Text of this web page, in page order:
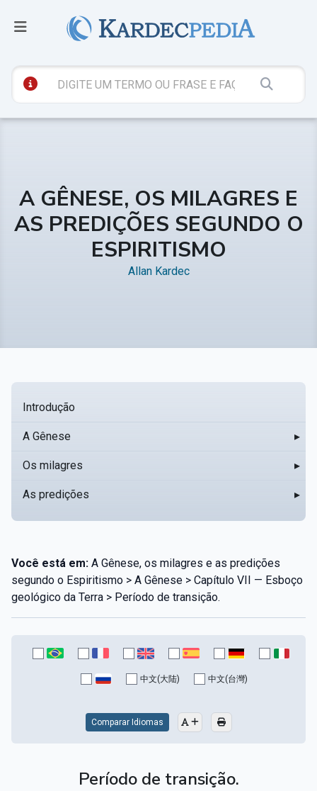
A GÊNESE, OS MILAGRES E
AS PREDIÇÕES SEGUNDO O
ESPIRITISMO
Allan Kardec
Introdução
A Gênese ▸
Os milagres ▸
As predições ▸
Você está em: A Gênese, os milagres e as predições
segundo o Espiritismo > A Gênese > Capítulo VII — Esboço
geológico da Terra > Período de transição.
中文(大陆) 中文(台灣)
Comparar Idiomas
Período de transição.